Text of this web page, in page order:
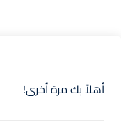
أهلاً بك مرة أخرى!